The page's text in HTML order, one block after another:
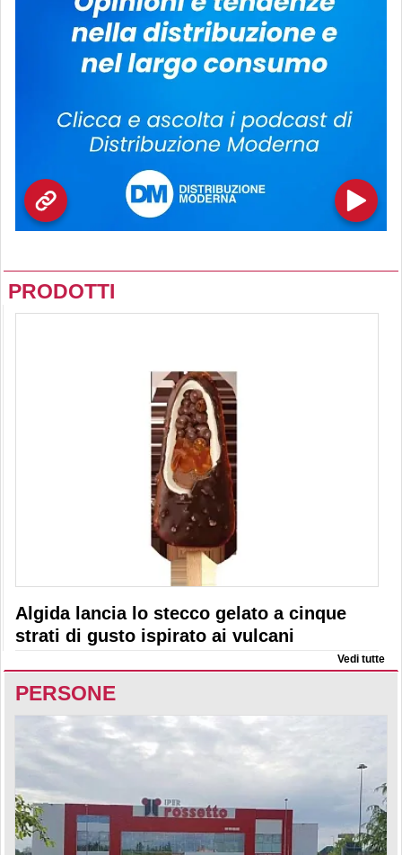
PRODOTTI
Algida lancia lo stecco gelato a cinque
strati di gusto ispirato ai vulcani
Vedi tutte
PERSONE